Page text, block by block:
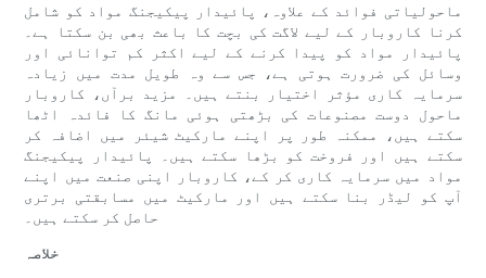
ماحولیاتی فوائد کے علاوہ، پائیدار پیکیجنگ مواد کو شامل
کرنا کاروبار کے لیے لاگت کی بچت کا باعث بھی بن سکتا ہے۔
پائیدار مواد کو پیدا کرنے کے لیے اکثر کم توانائی اور
وسائل کی ضرورت ہوتی ہے، جس سے وہ طویل مدت میں زیادہ
سرمایہ کاری مؤثر اختیار بنتے ہیں۔ مزید برآں، کاروبار
ماحول دوست مصنوعات کی بڑھتی ہوئی مانگ کا فائدہ اٹھا
سکتے ہیں، ممکنہ طور پر اپنے مارکیٹ شیئر میں اضافہ کر
سکتے ہیں اور فروخت کو بڑھا سکتے ہیں۔ پائیدار پیکیجنگ
مواد میں سرمایہ کاری کر کے، کاروبار اپنی صنعت میں اپنے
آپ کو لیڈر بنا سکتے ہیں اور مارکیٹ میں مسابقتی برتری
حاصل کر سکتے ہیں۔
خلاصہ